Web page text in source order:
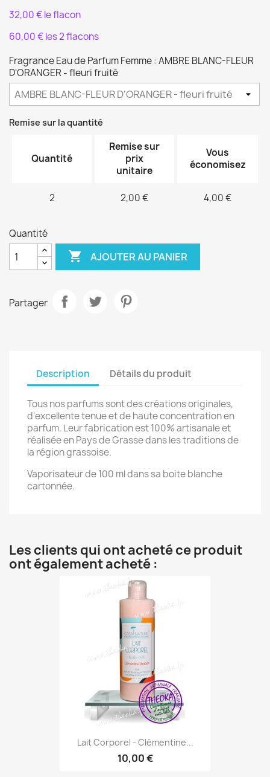
32,00 € le flacon
60,00 € les 2 flacons
Fragrance Eau de Parfum Femme : AMBRE BLANC-FLEUR
D'ORANGER - fleuri fruité
Remise sur la quantité
Quantité
Remise sur
prix
unitaire
Vous
économisez
2 2,00 € 4,00 €
Quantité
 AJOUTER AU PANIER
Partager
Description Détails du produit
Tous nos parfums sont des créations originales,
d'excellente tenue et de haute concentration en
parfum. Leur fabrication est 100% artisanale et
réalisée en Pays de Grasse dans les traditions de
la région grassoise.
Vaporisateur de 100 ml dans sa boite blanche
cartonnée.
Les clients qui ont acheté ce produit
ont également acheté :
Lait Corporel - Clémentine...
10,00 €